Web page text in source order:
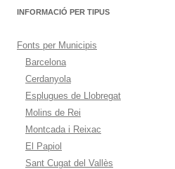
INFORMACIÓ PER TIPUS
Fonts per Municipis
Barcelona
Cerdanyola
Esplugues de Llobregat
Molins de Rei
Montcada i Reixac
El Papiol
Sant Cugat del Vallès